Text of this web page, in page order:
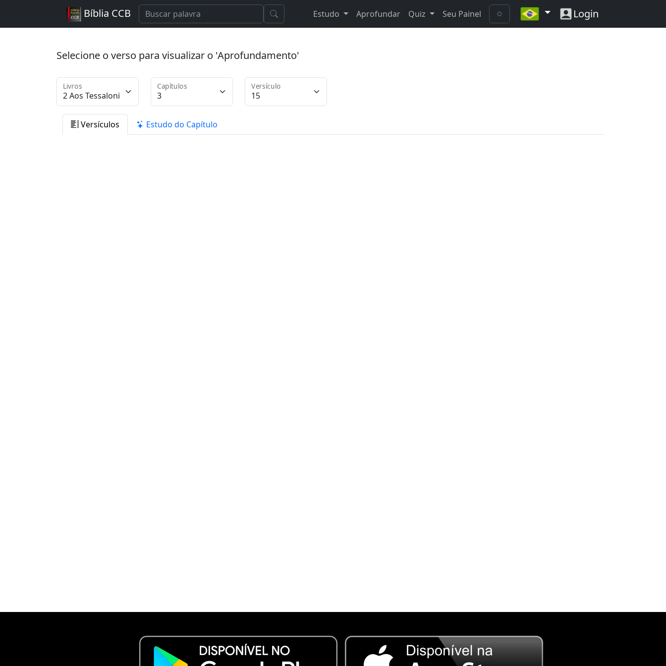
Bíblia CCB Estudo Aprofundar Quiz Seu Painel Login
Selecione o verso para visualizar o 'Aprofundamento'
Livros Capítulos Versículo
Versículos Estudo do Capítulo